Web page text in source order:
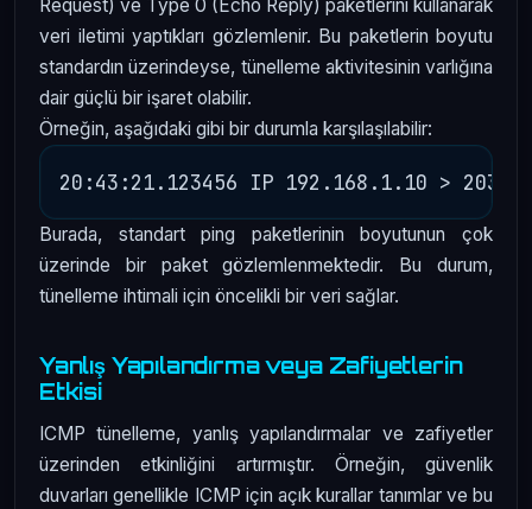
Request) ve Type 0 (Echo Reply) paketlerini kullanarak
veri iletimi yaptıkları gözlemlenir. Bu paketlerin boyutu
standardın üzerindeyse, tünelleme aktivitesinin varlığına
dair güçlü bir işaret olabilir.
Örneğin, aşağıdaki gibi bir durumla karşılaşılabilir:
Burada, standart ping paketlerinin boyutunun çok
üzerinde bir paket gözlemlenmektedir. Bu durum,
tünelleme ihtimali için öncelikli bir veri sağlar.
Yanlış Yapılandırma veya Zafiyetlerin
Etkisi
ICMP tünelleme, yanlış yapılandırmalar ve zafiyetler
üzerinden etkinliğini artırmıştır. Örneğin, güvenlik
duvarları genellikle ICMP için açık kurallar tanımlar ve bu